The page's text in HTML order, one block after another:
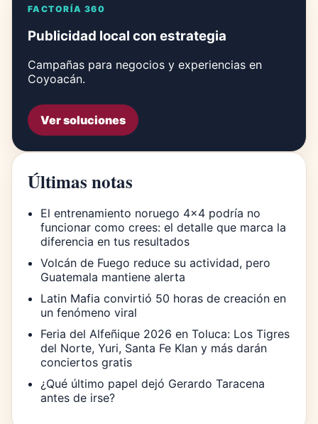
FACTORÍA 360
Publicidad local con estrategia
Campañas para negocios y experiencias en
Coyoacán.
Ver soluciones
Últimas notas
El entrenamiento noruego 4×4 podría no
funcionar como crees: el detalle que marca la
diferencia en tus resultados
Volcán de Fuego reduce su actividad, pero
Guatemala mantiene alerta
Latin Mafia convirtió 50 horas de creación en
un fenómeno viral
Feria del Alfeñique 2026 en Toluca: Los Tigres
del Norte, Yuri, Santa Fe Klan y más darán
conciertos gratis
¿Qué último papel dejó Gerardo Taracena
antes de irse?